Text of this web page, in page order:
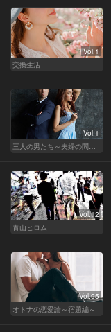
Vol.1
交換生活
Vol.1
三人の男たち～夫婦の問題～
Vol.12
青山ヒロム
Vol.95
オトナの恋愛論～宿題編～